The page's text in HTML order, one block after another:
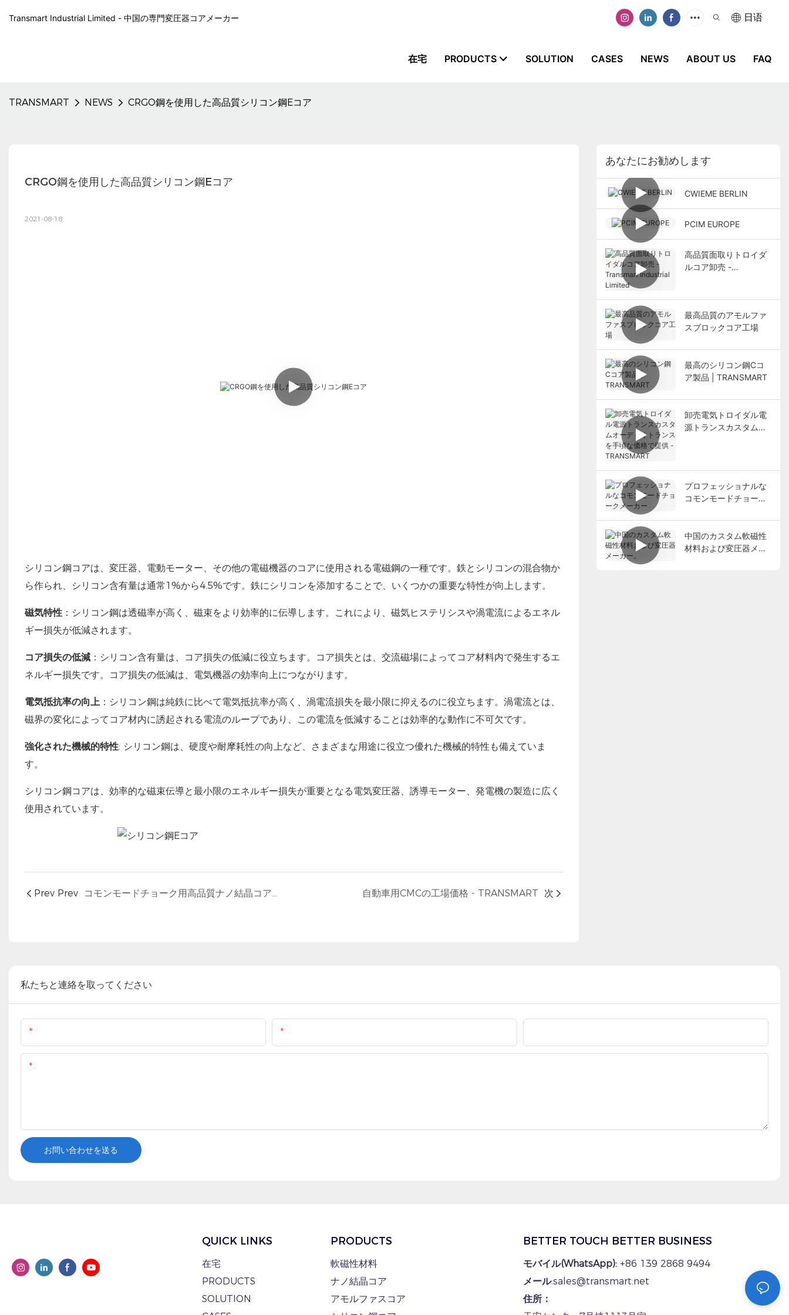
Transmart Industrial Limited - 中国の専門変圧器コアメーカー 日语
在宅 PRODUCTS SOLUTION CASES NEWS ABOUT US FAQ
TRANSMART NEWS CRGO鋼を使用した高品質シリコン鋼Eコア
CRGO鋼を使用した高品質シリコン鋼Eコア
2021-08-18
シリコン鋼コアは、変圧器、電動モーター、その他の電磁機器のコアに使用される電磁鋼の一種です。鉄とシリコンの混合物か
ら作られ、シリコン含有量は通常1%から4.5%です。鉄にシリコンを添加することで、いくつかの重要な特性が向上します。
磁気特性：シリコン鋼は透磁率が高く、磁束をより効率的に伝導します。これにより、磁気ヒステリシスや渦電流によるエネル
ギー損失が低減されます。
コア損失の低減：シリコン含有量は、コア損失の低減に役立ちます。コア損失とは、交流磁場によってコア材料内で発生するエ
ネルギー損失です。コア損失の低減は、電気機器の効率向上につながります。
電気抵抗率の向上：シリコン鋼は純鉄に比べて電気抵抗率が高く、渦電流損失を最小限に抑えるのに役立ちます。渦電流とは、
磁界の変化によってコア材内に誘起される電流のループであり、この電流を低減することは効率的な動作に不可欠です。
強化された機械的特性: シリコン鋼は、硬度や耐摩耗性の向上など、さまざまな用途に役立つ優れた機械的特性も備えていま
す。
シリコン鋼コアは、効率的な磁束伝導と最小限のエネルギー損失が重要となる電気変圧器、誘導モーター、発電機の製造に広く
使用されています。
Prev Prev コモンモードチョーク用高品質ナノ結晶コア卸売 - Transmart Industrial Limited 自動車用CMCの工場価格 - TRANSMART 次
あなたにお勧めします
CWIEME BERLIN
PCIM EUROPE
高品質面取りトロイダ
ルコア卸売 -
最高品質のアモルファ
スブロックコア工場
最高のシリコン鋼Cコ
ア製品 | TRANSMART
卸売電気トロイダル電
源トランスカスタムオ
プロフェッショナルな
コモンモードチョーク
中国のカスタム軟磁性
材料および変圧器メー
私たちと連絡を取ってください
お問い合わせを送る
QUICK LINKS
在宅
PRODUCTS
SOLUTION
PRODUCTS
軟磁性材料
ナノ結晶コア
アモルファスコア
BETTER TOUCH BETTER BUSINESS
モバイル(WhatsApp): +86 139 2868 9494
メール:sales@transmart.net
住所：